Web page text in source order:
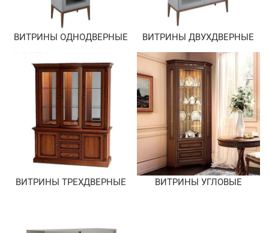
ВИТРИНЫ ОДНОДВЕРНЫЕ ВИТРИНЫ ДВУХДВЕРНЫЕ
ВИТРИНЫ ТРЕХДВЕРНЫЕ ВИТРИНЫ УГЛОВЫЕ